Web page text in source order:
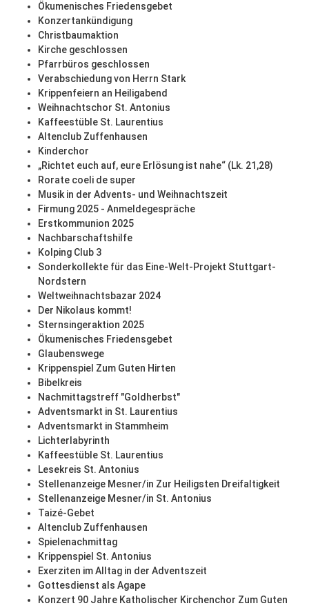
Ökumenisches Friedensgebet
Konzertankündigung
Christbaumaktion
Kirche geschlossen
Pfarrbüros geschlossen
Verabschiedung von Herrn Stark
Krippenfeiern an Heiligabend
Weihnachtschor St. Antonius
Kaffeestüble St. Laurentius
Altenclub Zuffenhausen
Kinderchor
„Richtet euch auf, eure Erlösung ist nahe“ (Lk. 21,28)
Rorate coeli de super
Musik in der Advents- und Weihnachtszeit
Firmung 2025 - Anmeldegespräche
Erstkommunion 2025
Nachbarschaftshilfe
Kolping Club 3
Sonderkollekte für das Eine-Welt-Projekt Stuttgart-
Nordstern
Weltweihnachtsbazar 2024
Der Nikolaus kommt!
Sternsingeraktion 2025
Ökumenisches Friedensgebet
Glaubenswege
Krippenspiel Zum Guten Hirten
Bibelkreis
Nachmittagstreff "Goldherbst"
Adventsmarkt in St. Laurentius
Adventsmarkt in Stammheim
Lichterlabyrinth
Kaffeestüble St. Laurentius
Lesekreis St. Antonius
Stellenanzeige Mesner/in Zur Heiligsten Dreifaltigkeit
Stellenanzeige Mesner/in St. Antonius
Taizé-Gebet
Altenclub Zuffenhausen
Spielenachmittag
Krippenspiel St. Antonius
Exerziten im Alltag in der Adventszeit
Gottesdienst als Agape
Konzert 90 Jahre Katholischer Kirchenchor Zum Guten